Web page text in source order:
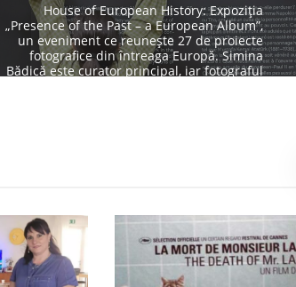
Patrimoniu
Știri
House of European History: Expoziția
„Presence of the Past – a European Album”,
un eveniment ce reunește 27 de proiecte
fotografice din întreaga Europă. Simina
Bădică este curator principal, iar fotograful